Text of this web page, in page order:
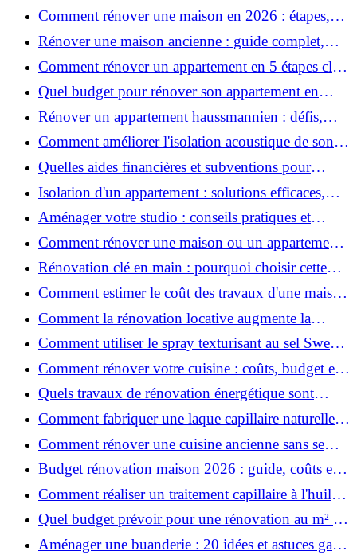
Comment rénover une maison en 2026 : étapes,
coûts et conseils ?
Rénover une maison ancienne : guide complet,
étapes, budget et astuces
Comment rénover un appartement en 5 étapes clés
?
Quel budget pour rénover son appartement en
2026 ?
Rénover un appartement haussmannien : défis,
conseils pratiques et estimation des prix
Comment améliorer l'isolation acoustique de son
appartement ?
Quelles aides financières et subventions pour
rénover votre appartement en 2026 ?
Isolation d'un appartement : solutions efficaces,
prix et conseils
Aménager votre studio : conseils pratiques et
erreurs à éviter
Comment rénover une maison ou un appartement
avec 50 000 € : budget, étapes et astuces ?
Rénovation clé en main : pourquoi choisir cette
solution et à quoi faire attention ?
Comment estimer le coût des travaux d'une maison
?
Comment la rénovation locative augmente la
rentabilité de votre parc immobilier ?
Comment utiliser le spray texturisant au sel Sweet
Salt pour des cheveux effet plage ?
Comment rénover votre cuisine : coûts, budget et
astuces bois ?
Quels travaux de rénovation énergétique sont
éligibles à MaPrimeRénov' ?
Comment fabriquer une laque capillaire naturelle
maison ?
Comment rénover une cuisine ancienne sans se
ruiner ?
Budget rénovation maison 2026 : guide, coûts et
astuces
Comment réaliser un traitement capillaire à l'huile
maison efficace ?
Quel budget prévoir pour une rénovation au m² en
2026 ?
Aménager une buanderie : 20 idées et astuces gain